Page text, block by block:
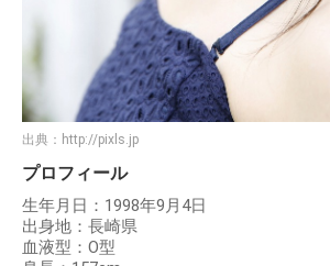
出典： http://pixls.jp
プロフィール
生年月日：1998年9月4日
出身地：長崎県
血液型：O型